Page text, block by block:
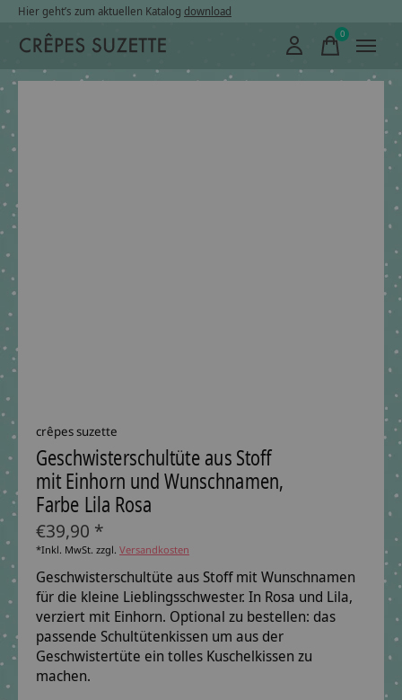
Hier geht’s zum aktuellen Katalog download
0items
crêpes suzette
Geschwisterschultüte aus Stoff
mit Einhorn und Wunschnamen,
Farbe Lila Rosa
€39,90 *
*Inkl. MwSt. zzgl. Versandkosten
Geschwisterschultüte aus Stoff mit Wunschnamen
für die kleine Lieblingsschwester. In Rosa und Lila,
verziert mit Einhorn. Optional zu bestellen: das
passende Schultütenkissen um aus der
Geschwistertüte ein tolles Kuschelkissen zu
machen.